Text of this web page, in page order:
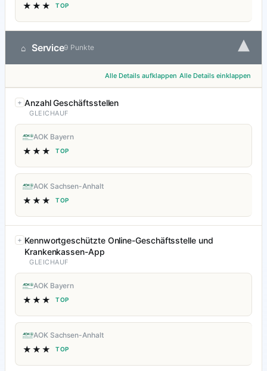
★★★ TOP
⌂ Service9 Punkte ▾
Alle Details aufklappen Alle Details einklappen
Anzahl Geschäftsstellen
GLEICHAUF
AOK Bayern
★★★ TOP
AOK Sachsen-Anhalt
★★★ TOP
Kennwortgeschützte Online-Geschäftsstelle und
Krankenkassen-App
GLEICHAUF
AOK Bayern
★★★ TOP
AOK Sachsen-Anhalt
★★★ TOP